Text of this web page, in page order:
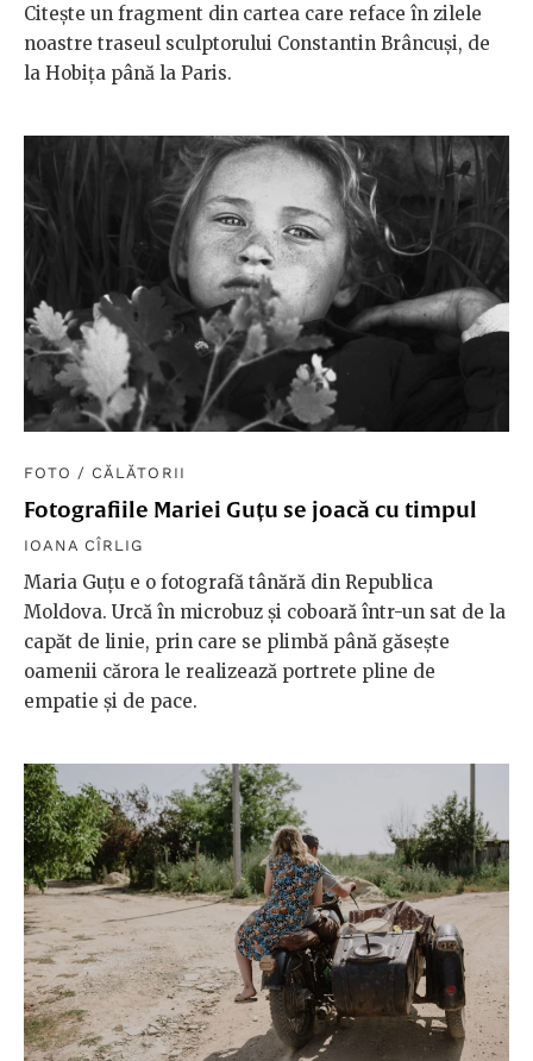
Citește un fragment din cartea care reface în zilele
noastre traseul sculptorului Constantin Brâncuși, de
la Hobița până la Paris.
FOTO / CĂLĂTORII
Fotografiile Mariei Guțu se joacă cu timpul
IOANA CÎRLIG
Maria Guțu e o fotografă tânără din Republica
Moldova. Urcă în microbuz și coboară într-un sat de la
capăt de linie, prin care se plimbă până găsește
oamenii cărora le realizează portrete pline de
empatie și de pace.